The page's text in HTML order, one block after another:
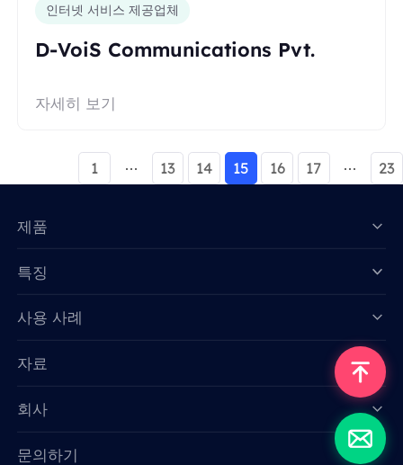
인터넷 서비스 제공업체
D-VoiS Communications Pvt.
자세히 보기
1 13 14 15 16 17 23
제품
특징
사용 사례
자료
회사
문의하기